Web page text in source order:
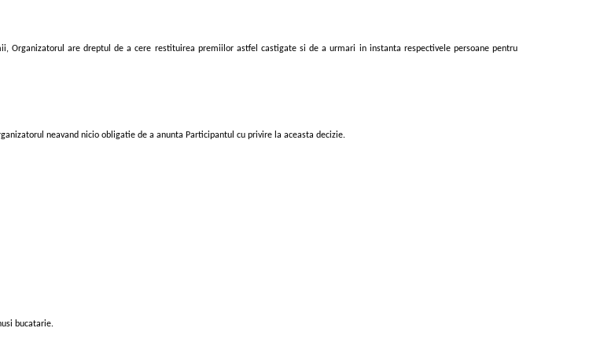
Organizatorul are dreptul de a cere restituirea premiilor astfel castigate si de a urmari in instanta respectivele persoane pentru
neavand nicio obligatie de a anunta Participantul cu privire la aceasta decizie.
bucatarie.